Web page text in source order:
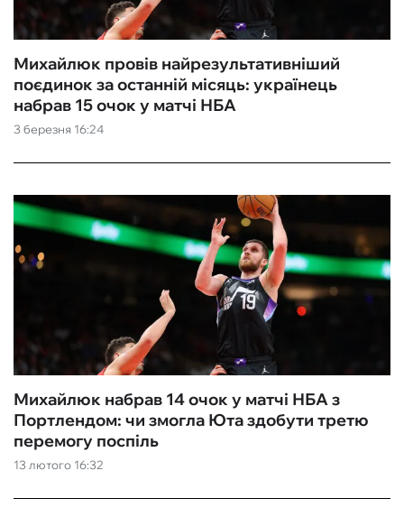
3 березня 16:24
Михайлюк провів найрезультативніший
поєдинок за останній місяць: українець
набрав 15 очок у матчі НБА
13 лютого 16:32
Михайлюк набрав 14 очок у матчі НБА з
Портлендом: чи змогла Юта здобути третю
перемогу поспіль